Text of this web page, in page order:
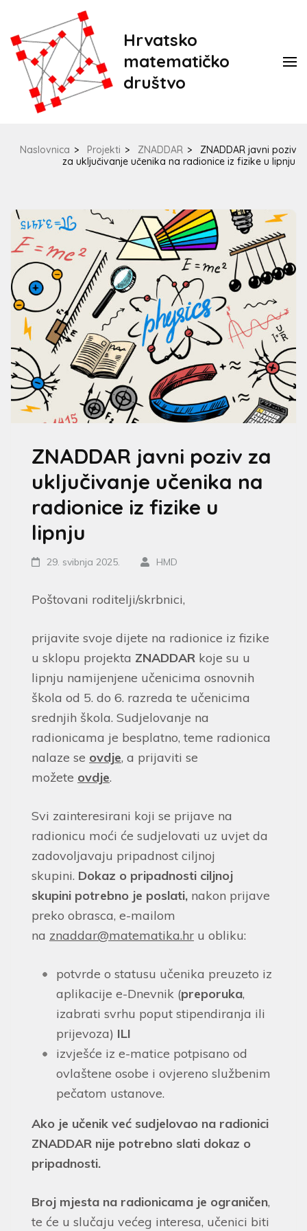
Hrvatsko
matematičko
društvo
Naslovnica > Projekti > ZNADDAR >
ZNADDAR javni poziv
za uključivanje učenika na radionice iz fizike u lipnju
ZNADDAR javni poziv za
uključivanje učenika na
radionice iz fizike u
lipnju
29. svibnja 2025. HMD
Poštovani roditelji/skrbnici,
prijavite svoje dijete na radionice iz fizike
u sklopu projekta ZNADDAR koje su u
lipnju namijenjene učenicima osnovnih
škola od 5. do 6. razreda te učenicima
srednjih škola. Sudjelovanje na
radionicama je besplatno, teme radionica
nalaze se ovdje, a prijaviti se
možete ovdje.
Svi zainteresirani koji se prijave na
radionicu moći će sudjelovati uz uvjet da
zadovoljavaju pripadnost ciljnoj
skupini. Dokaz o pripadnosti ciljnoj
skupini potrebno je poslati, nakon prijave
preko obrasca, e-mailom
na znaddar@matematika.hr u obliku:
potvrde o statusu učenika preuzeto iz
aplikacije e-Dnevnik (preporuka,
izabrati svrhu poput stipendiranja ili
prijevoza) ILI
izvješće iz e-matice potpisano od
ovlaštene osobe i ovjereno službenim
pečatom ustanove.
Ako je učenik već sudjelovao na radionici
ZNADDAR nije potrebno slati dokaz o
pripadnosti.
Broj mjesta na radionicama je ograničen,
te će u slučaju većeg interesa, učenici biti